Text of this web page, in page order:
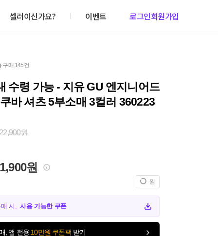
셀러이신가요? 이벤트 로그인회원가입
구매 145건
수령 가능 - 지유 GU 엔지니어드
바 셔츠 5부소매 3컬러 360223
원
원
찜
매 시,사용 가능한 쿠폰
, 앱 전용 10만원 쿠폰팩 받기